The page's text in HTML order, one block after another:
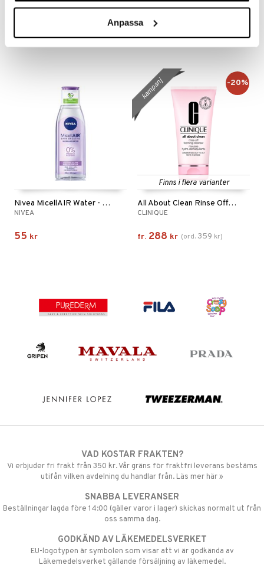
Anpassa
Nivea 3 in 1 Caring Cleansing Wipes
59 kr
All About Clean Liquid Facial Soap Mild
fr.72 kr (ord.89kr)
Nivea MicellAIR Water - Sensitive Skin
NIVEA
55 kr
Finns i flera varianter
All About Clean Rinse Off Foaming Cleanser
CLINIQUE
fr. 288 kr (ord. 359 kr)
kampanj -20%
VAD KOSTAR FRAKTEN?
Vi erbjuder fri frakt från 350 kr. Vår gräns för fraktfri leverans bestäms
utifån vilken avdelning du handlar från. Läs mer här »
SNABBA LEVERANSER
Beställningar lagda före 14:00 (gäller varor i lager) skickas normalt ut från
oss samma dag.
GODKÄND AV LÄKEMEDELSVERKET
EU-logotypen är symbolen som visar att vi är godkända av
Läkemedelsverket gällande försäljning av läkemedel.